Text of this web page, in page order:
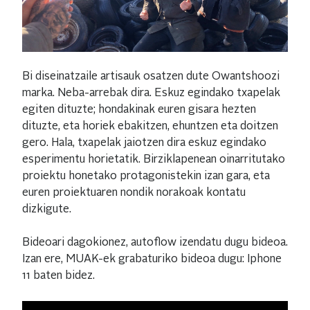
Bi diseinatzaile artisauk osatzen dute Owantshoozi
marka. Neba-arrebak dira. Eskuz egindako txapelak
egiten dituzte; hondakinak euren gisara hezten
dituzte, eta horiek ebakitzen, ehuntzen eta doitzen
gero. Hala, txapelak jaiotzen dira eskuz egindako
esperimentu horietatik. Birziklapenean oinarritutako
proiektu honetako protagonistekin izan gara, eta
euren proiektuaren nondik norakoak kontatu
dizkigute.
Bideoari dagokionez, autoflow izendatu dugu bideoa.
Izan ere, MUAK-ek grabaturiko bideoa dugu: Iphone
11 baten bidez.